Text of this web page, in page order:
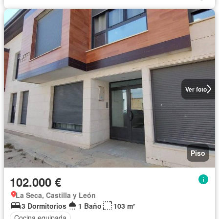
Ver foto
Piso
102.000 €
La Seca, Castilla y León
3 Dormitorios
1 Baño
103 m²